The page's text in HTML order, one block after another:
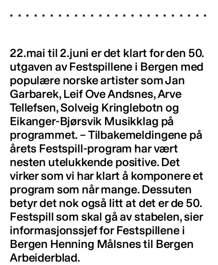
22.mai til 2.juni er det klart for den 50.
utgaven av Festspillene i Bergen med
populære norske artister som Jan
Garbarek, Leif Ove Andsnes, Arve
Tellefsen, Solveig Kringlebotn og
Eikanger-Bjørsvik Musikklag på
programmet. – Tilbakemeldingene på
årets Festspill-program har vært
nesten utelukkende positive. Det
virker som vi har klart å komponere et
program som når mange. Dessuten
betyr det nok også litt at det er de 50.
Festspill som skal gå av stabelen, sier
informasjonssjef for Festspillene i
Bergen Henning Målsnes til Bergen
Arbeiderblad.